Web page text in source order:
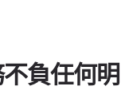
負任何明